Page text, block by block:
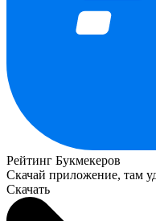
Рейтинг Букмекеров
Скачай приложение, там
Скачать